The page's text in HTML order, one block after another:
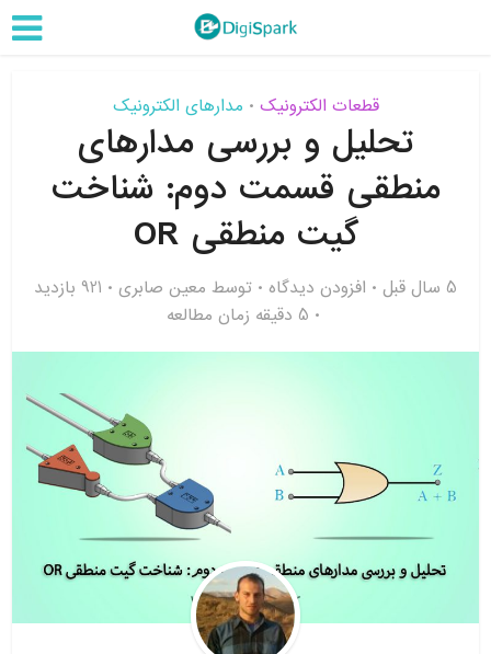
قطعات الکترونیک • مدارهای الکترونیک
تحلیل و بررسی مدارهای
منطقی قسمت دوم: شناخت
گیت منطقی OR
5 سال قبل افزودن دیدگاه توسط معین صابری
921 بازدید
5 دقیقه زمان مطالعه